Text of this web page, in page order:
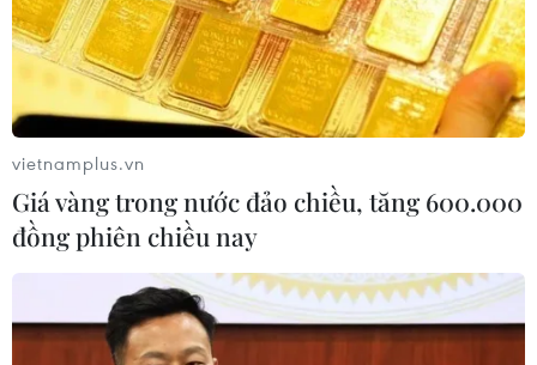
vietnamplus.vn
Giá vàng trong nước đảo chiều, tăng 600.000
đồng phiên chiều nay